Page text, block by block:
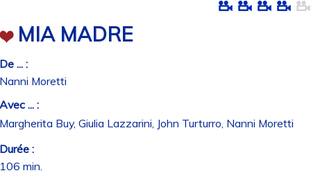
MIA MADRE
... :
Moretti
... :
Buy, Giulia Lazzarini, John Turturro, Nanni Moretti
:
min.